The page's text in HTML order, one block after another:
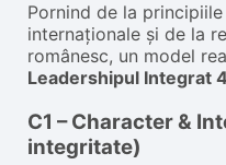
Pornind de la
internaționale și de la
românesc, un model
Leadershipul Integrat
C1 – Character &
integritate)